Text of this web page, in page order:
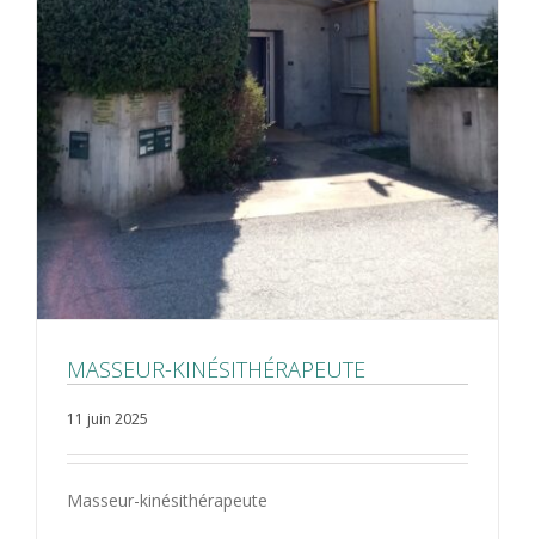
MASSEUR-KINÉSITHÉRAPEUTE
11 juin 2025
Masseur-kinésithérapeute